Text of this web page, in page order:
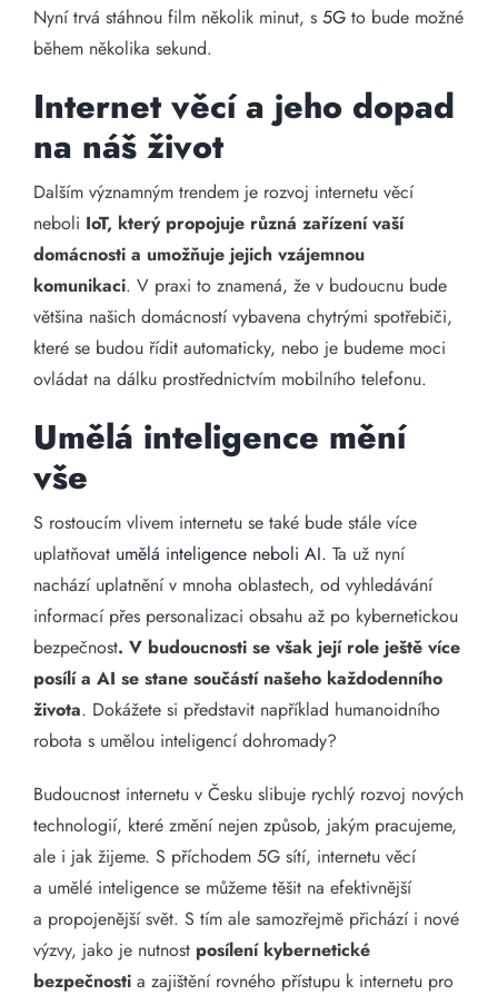
Nyní trvá stáhnou film několik minut, s 5G to bude možné
během několika sekund.
Internet věcí a jeho dopad
na náš život
Dalším významným trendem je rozvoj internetu věcí
neboli IoT, který propojuje různá zařízení vaší
domácnosti a umožňuje jejich vzájemnou
komunikaci. V praxi to znamená, že v budoucnu bude
většina našich domácností vybavena chytrými spotřebiči,
které se budou řídit automaticky, nebo je budeme moci
ovládat na dálku prostřednictvím mobilního telefonu.
Umělá inteligence mění
vše
S rostoucím vlivem internetu se také bude stále více
uplatňovat umělá inteligence neboli AI. Ta už nyní
nachází uplatnění v mnoha oblastech, od vyhledávání
informací přes personalizaci obsahu až po kybernetickou
bezpečnost. V budoucnosti se však její role ještě více
posílí a AI se stane součástí našeho každodenního
života. Dokážete si představit například humanoidního
robota s umělou inteligencí dohromady?
Budoucnost internetu v Česku slibuje rychlý rozvoj nových
technologií, které změní nejen způsob, jakým pracujeme,
ale i jak žijeme. S příchodem 5G sítí, internetu věcí
a umělé inteligence se můžeme těšit na efektivnější
a propojenější svět. S tím ale samozřejmě přichází i nové
výzvy, jako je nutnost posílení kybernetické
bezpečnosti a zajištění rovného přístupu k internetu pro